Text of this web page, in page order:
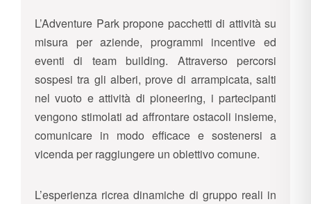
L’Adventure Park propone pacchetti di attività su
misura per aziende, programmi incentive ed
eventi di team building. Attraverso percorsi
sospesi tra gli alberi, prove di arrampicata, salti
nel vuoto e attività di pioneering, i partecipanti
vengono stimolati ad affrontare ostacoli insieme,
comunicare in modo efficace e sostenersi a
vicenda per raggiungere un obiettivo comune.
L’esperienza ricrea dinamiche di gruppo reali in